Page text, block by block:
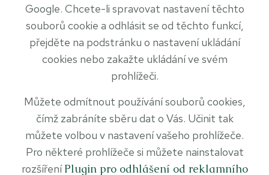
Google. Chcete-li spravovat nastavení těchto
souborů cookie a odhlásit se od těchto funkcí,
přejděte na podstránku o nastavení ukládání
cookies nebo zakažte ukládání ve svém
prohlížeči.
Můžete odmítnout používání souborů cookies,
čímž zabráníte sběru dat o Vás. Učinit tak
můžete volbou v nastavení vašeho prohlížeče.
Pro některé prohlížeče si můžete nainstalovat
rozšířeníPlugin pro odhlášení od reklamního